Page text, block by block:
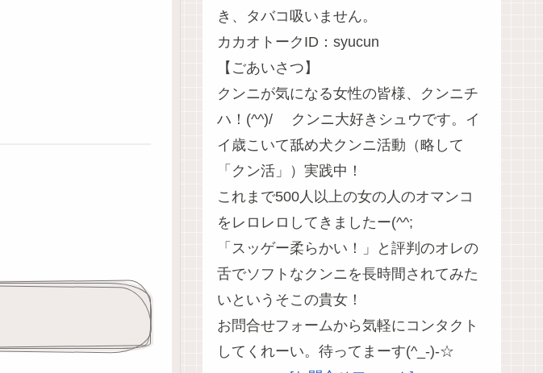
き、タバコ吸いません。
カカオトークID：syucun
【ごあいさつ】
クンニが気になる女性の皆様、クンニチ
ハ！(^^)/ クンニ大好きシュウです。イ
イ歳こいて舐め犬クンニ活動（略して
「クン活」）実践中！
これまで500人以上の女の人のオマンコ
をレロレロしてきましたー(^^;
「スッゲー柔らかい！」と評判のオレの
舌でソフトなクンニを長時間されてみた
いというそこの貴女！
お問合せフォームから気軽にコンタクト
してくれーい。待ってまーす(^_-)-☆